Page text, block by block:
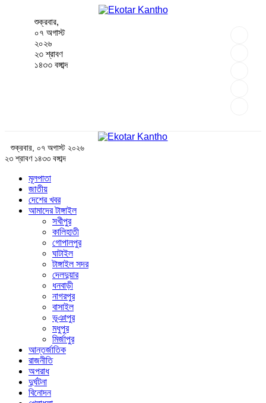
শুক্রবার,
০৭ অগাস্ট
২০২৬
২৩ শ্রাবণ
১৪৩৩ বঙ্গাব্দ
শুক্রবার, ০৭ অগাস্ট ২০২৬
২৩ শ্রাবণ ১৪৩৩ বঙ্গাব্দ
মূলপাতা
জাতীয়
দেশের খবর
আমাদের টাঙ্গাইল
সখীপুর
কালিহাতী
গোপালপুর
ঘাটাইল
টাঙ্গাইল সদর
দেলদুয়ার
ধনবাড়ী
নাগরপুর
বাসাইল
ভূঞাপুর
মধুপুর
মির্জাপুর
আন্তর্জাতিক
রাজনীতি
অপরাধ
দুর্ঘটনা
বিনোদন